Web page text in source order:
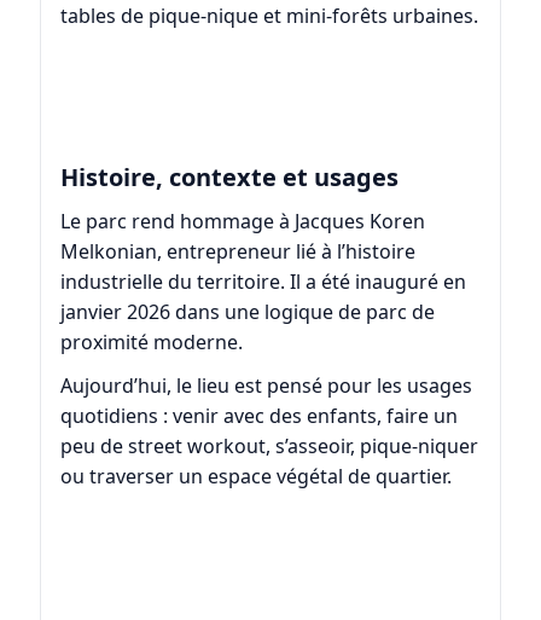
tables de pique-nique et mini-forêts urbaines.
Histoire, contexte et usages
Le parc rend hommage à Jacques Koren
Melkonian, entrepreneur lié à l’histoire
industrielle du territoire. Il a été inauguré en
janvier 2026 dans une logique de parc de
proximité moderne.
Aujourd’hui, le lieu est pensé pour les usages
quotidiens : venir avec des enfants, faire un
peu de street workout, s’asseoir, pique-niquer
ou traverser un espace végétal de quartier.